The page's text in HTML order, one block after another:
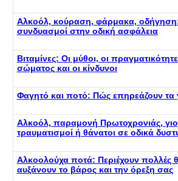
Αλκοόλ, κούραση, φάρμακα,
συνδυασμοί στην οδική ασφάλεια
Βιταμίνες: Οι μύθοι, οι
σώματος και οι κίνδυνοι
Φαγητό και ποτό: Πώς επηρεάζουν τα
Αλκοόλ, παραμονή Πρωτοχρονιάς,
τραυματισμοί ή θάνατοι σε οδικά
Αλκοολούχα ποτά: Περιέχουν πολλές
αυξάνουν το βάρος και την όρεξη σας